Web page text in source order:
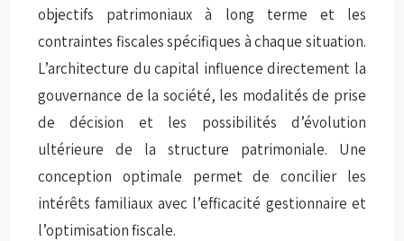
objectifs patrimoniaux à long terme et les
contraintes fiscales spécifiques à chaque situation.
L’architecture du capital influence directement la
gouvernance de la société, les modalités de prise
de décision et les possibilités d’évolution
ultérieure de la structure patrimoniale. Une
conception optimale permet de concilier les
intérêts familiaux avec l’efficacité gestionnaire et
l’optimisation fiscale.